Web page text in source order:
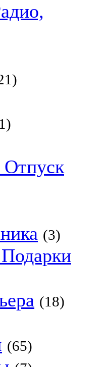
(3)
(18)
(65)